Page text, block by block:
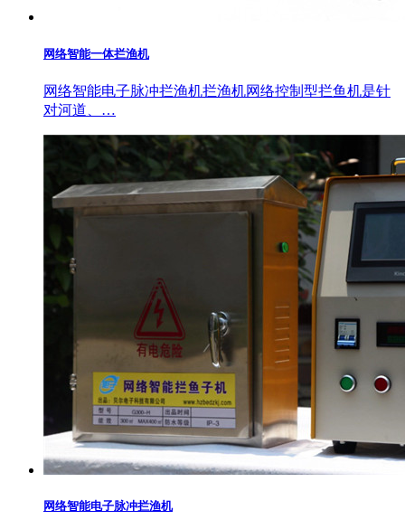
网络智能一体拦渔机
网络智能电子脉冲拦渔机拦渔机网络控制型拦鱼机是针
对河道、…
网络智能电子脉冲拦渔机